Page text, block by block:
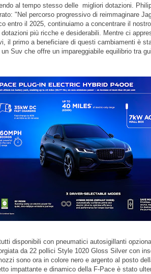
al tempo stesso delle migliori dotazioni.
"Nel percorso progressivo di reimmaginare
entro il 2025, continuiamo a concentrare il
più ricche e desiderabili. Mentre ci
il primo a beneficiare di questi cambiamenti è
un Suv che offre un impareggiabile equilibrio tra
disponibili con pneumatici autosigillanti
da 22 pollici Style 1020 Gloss Silver con
sono ora in colore nero e argento al posto
impattante e dinamico della F-Pace è stato